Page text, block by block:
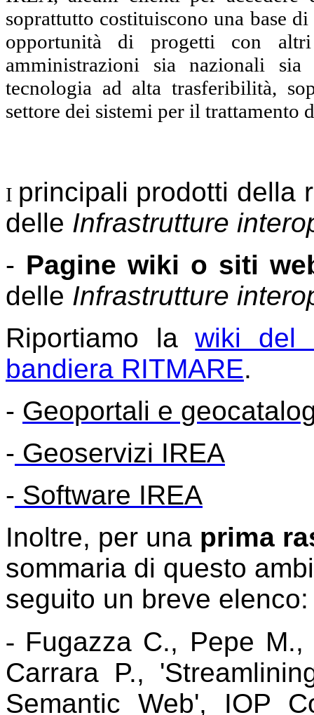
soprattutto costituiscono una base
opportunità di progetti con
amministrazioni sia nazionali
tecnologia ad alta trasferibilità,
settore dei sistemi per il trattamento
I principali prodotti della
delle Infrastrutture
- Pagine wiki o siti
delle Infrastrutture
Riportiamo lawiki del
bandiera RITMARE.
- Geoportali e
- Geoservizi IREA
- Software IREA
Inoltre, per una prima
sommaria di questo
seguito un breve elenco:
- Fugazza C., Pepe
Carrara P.,
Semantic Web', IOP